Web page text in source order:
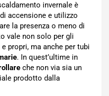
invernale è
di accensione e utilizzo
la presenza o meno di
vale non solo per gli
propri, ma anche per tubi
. In quest’ultime in
che non via sia un
prodotto dalla